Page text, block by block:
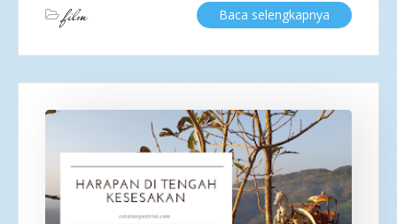
film Baca selengkapnya